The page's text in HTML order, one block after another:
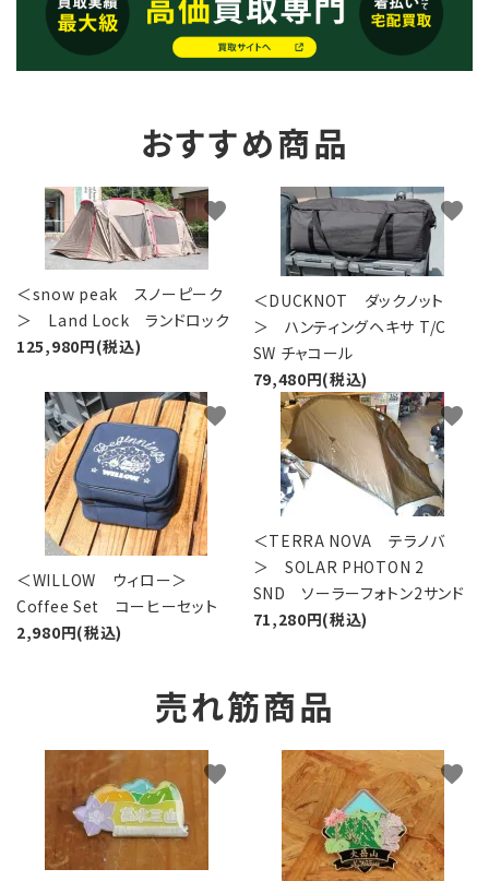
おすすめ商品
＜snow peak スノーピーク
＞ Land Lock ランドロック
125,980円(税込)
favorite
＜DUCKNOT ダックノット
＞ ハンティングヘキサ T/C
SW チャコール
79,480円(税込)
favorite
＜WILLOW ウィロー＞
Coffee Set コーヒーセット
2,980円(税込)
favorite
＜TERRA NOVA テラノバ
＞ SOLAR PHOTON 2
SND ソーラーフォトン2サンド
71,280円(税込)
favorite
売れ筋商品
favorite favorite